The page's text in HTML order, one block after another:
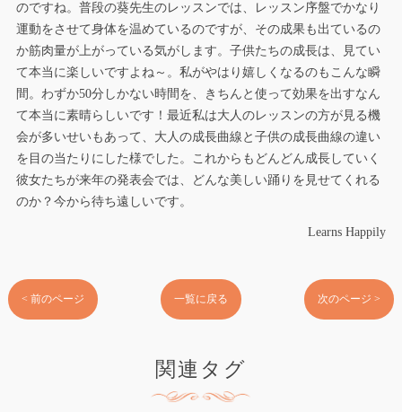
のですね。普段の葵先生のレッスンでは、レッスン序盤でかなり
運動をさせて身体を温めているのですが、その成果も出ているの
か筋肉量が上がっている気がします。子供たちの成長は、見てい
て本当に楽しいですよね～。私がやはり嬉しくなるのもこんな瞬
間。わずか50分しかない時間を、きちんと使って効果を出すなん
て本当に素晴らしいです！最近私は大人のレッスンの方が見る機
会が多いせいもあって、大人の成長曲線と子供の成長曲線の違い
を目の当たりにした様でした。これからもどんどん成長していく
彼女たちが来年の発表会では、どんな美しい踊りを見せてくれる
のか？今から待ち遠しいです。
Learns Happily
< 前のページ 一覧に戻る 次のページ >
関連タグ